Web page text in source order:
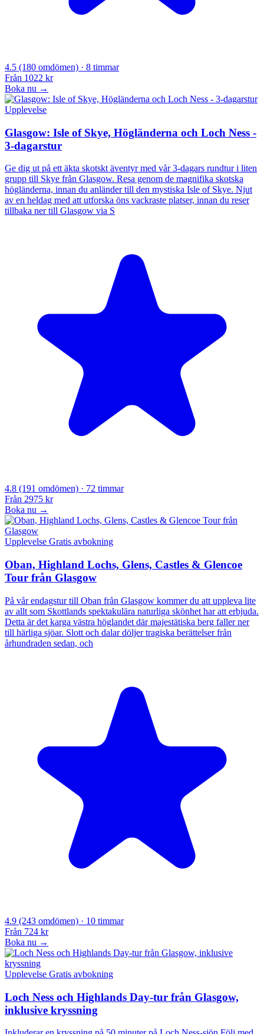
4.5 (180 omdömen) · 8 timmar
Från 1022 kr
Boka nu →
Upplevelse
Glasgow: Isle of Skye, Högländerna och Loch Ness -
3-dagarstur
Ge dig ut på ett äkta skotskt äventyr med vår 3-dagars rundtur i liten
grupp till Skye från Glasgow. Resa genom de magnifika skotska
högländerna, innan du anländer till den mystiska Isle of Skye. Njut
av en heldag med att utforska öns vackraste platser, innan du reser
tillbaka ner till Glasgow via S
4.8 (191 omdömen) · 72 timmar
Från 2975 kr
Boka nu →
Upplevelse Gratis avbokning
Oban, Highland Lochs, Glens, Castles & Glencoe
Tour från Glasgow
På vår endagstur till Oban från Glasgow kommer du att uppleva lite
av allt som Skottlands spektakulära naturliga skönhet har att erbjuda.
Detta är det karga västra höglandet där majestätiska berg faller ner
till härliga sjöar. Slott och dalar döljer tragiska berättelser från
århundraden sedan, och
4.9 (243 omdömen) · 10 timmar
Från 724 kr
Boka nu →
Upplevelse Gratis avbokning
Loch Ness och Highlands Day-tur från Glasgow,
inklusive kryssning